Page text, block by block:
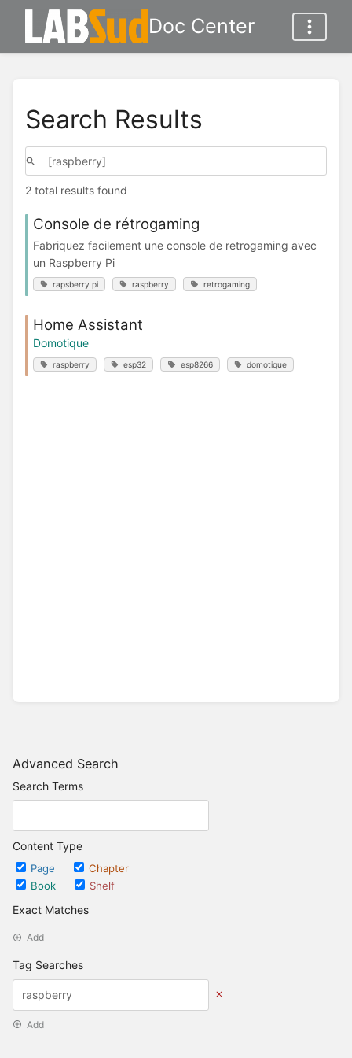
Doc Center
Advanced Search
Search Terms
Content Type
Page
Chapter
Book
Shelf
Exact Matches
Add
Tag Searches
Add
Search Results
2 total results found
Console de rétrogaming
Fabriquez facilement une console de retrogaming avec
un Raspberry Pi
rapsberry pi raspberry retrogaming
Home Assistant
Domotique
raspberry esp32 esp8266 domotique